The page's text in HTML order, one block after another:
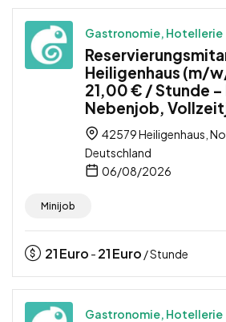
Gastronomie, Hotellerie
Heiligenhaus (m/
21,00 € / Stunde
Nebenjob,
42579 Heiligenhaus,
Deutschland
06/08/2026
Minijob
21Euro - 21Euro / Stunde
Gastronomie, Hotellerie